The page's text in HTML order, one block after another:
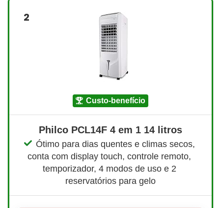
2
custo-benefício
Philco PCL14F 4 em 1 14 litros
Ótimo para dias quentes e climas secos,
conta com display touch, controle remoto,
temporizador, 4 modos de uso e 2
reservatórios para gelo